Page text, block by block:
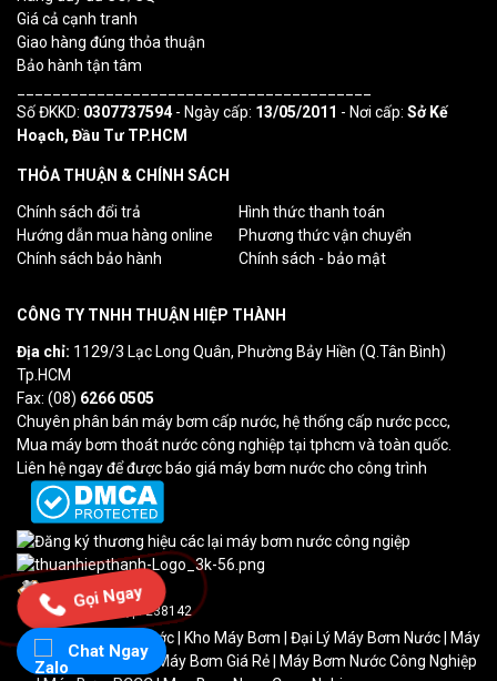
Gọi Ngay
Chat Ngay
Giá cả cạnh tranh
Giao hàng đúng thỏa thuận
Bảo hành tận tâm
Số ĐKKD: 0307737594- Ngày cấp: 13/05/2011 - Nơi cấp: Sở Kế
Hoạch, Đầu Tư TP.HCM
THỎA THUẬN & CHÍNH SÁCH
Chính sách đổi trả
Hình thức thanh toán
Hướng dẫn mua hàng online
Phương thức vận chuyển
Chính sách bảo hành
Chính sách - bảo mật
CÔNG TY TNHH THUẬN HIỆP THÀNH
Địa chỉ: 1129/3 Lạc Long Quân, Phường Bảy Hiền (Q.Tân Bình)
Tp.HCM
Fax: (08) 6266 0505
Chuyên phân bán máy bơm cấp nước, hệ thống cấp nước pccc,
Mua máy bơm thoát nước công nghiệp tại tphcm và toàn quốc.
Liên hệ ngay để được báo giá máy bơm nước cho công trình
Lượt truy cập: 7
Tổng truy cập: 238142
Máy Bơm Cấp Nước| Kho Máy Bơm | Đại Lý Máy Bơm Nước | Máy
Bơm Nước HCM | Máy Bơm Giá Rẻ | Máy Bơm Nước Công Nghiệp